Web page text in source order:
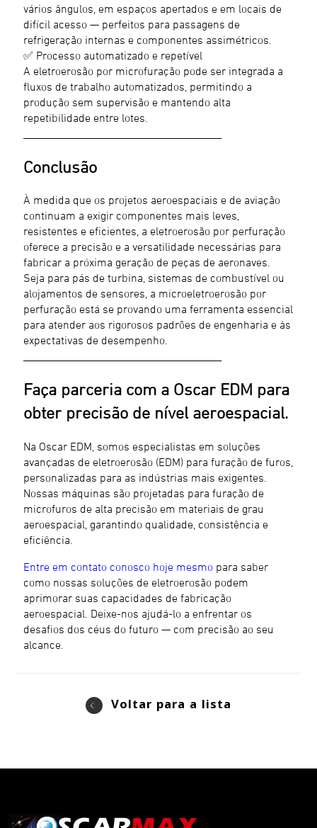
vários ângulos, em espaços apertados e em locais de
difícil acesso — perfeitos para passagens de
refrigeração internas e componentes assimétricos.
✅ Processo automatizado e repetível
A eletroerosão por microfuração pode ser integrada a
fluxos de trabalho automatizados, permitindo a
produção sem supervisão e mantendo alta
repetibilidade entre lotes.
Conclusão
À medida que os projetos aeroespaciais e de aviação
continuam a exigir componentes mais leves,
resistentes e eficientes, a eletroerosão por perfuração
oferece a precisão e a versatilidade necessárias para
fabricar a próxima geração de peças de aeronaves.
Seja para pás de turbina, sistemas de combustível ou
alojamentos de sensores, a microeletroerosão por
perfuração está se provando uma ferramenta essencial
para atender aos rigorosos padrões de engenharia e às
expectativas de desempenho.
Faça parceria com a Oscar EDM para
obter precisão de nível aeroespacial.
Na Oscar EDM, somos especialistas em soluções
avançadas de eletroerosão (EDM) para furação de furos,
personalizadas para as indústrias mais exigentes.
Nossas máquinas são projetadas para furação de
microfuros de alta precisão em materiais de grau
aeroespacial, garantindo qualidade, consistência e
eficiência.
Entre em contato conosco hoje mesmo para saber
como nossas soluções de eletroerosão podem
aprimorar suas capacidades de fabricação
aeroespacial. Deixe-nos ajudá-lo a enfrentar os
desafios dos céus do futuro — com precisão ao seu
alcance.
Voltar para a lista